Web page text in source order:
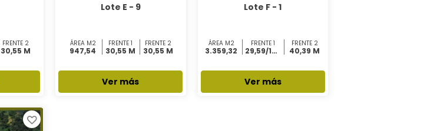
FRENTE 2
30,55 M
Lote E - 9
ÁREA M2
947,54
FRENTE 1
30,55 M
FRENTE 2
30,55 M
Ver más
Lote F - 1
ÁREA M2
3.359,32
FRENTE 1
29,59/16,98 M
FRENTE 2
40,39 M
Ver más